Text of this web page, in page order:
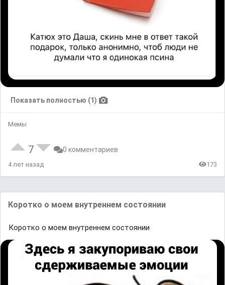
Показать полностью (1)
Мемы
7 0 комментариев
4 лет назад 173
Коротко о моем внутреннем состоянии
Коротко о моем внутреннем состоянии